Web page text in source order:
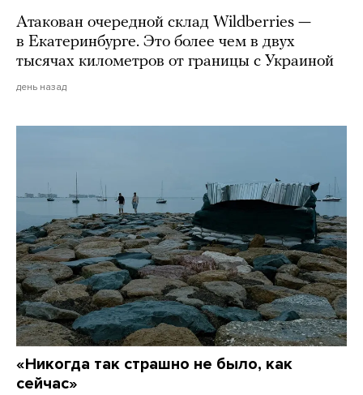
Атакован очередной склад Wildberries —
в Екатеринбурге. Это более чем в двух
тысячах километров от границы с Украиной
день назад
«Никогда так страшно не было, как
сейчас»